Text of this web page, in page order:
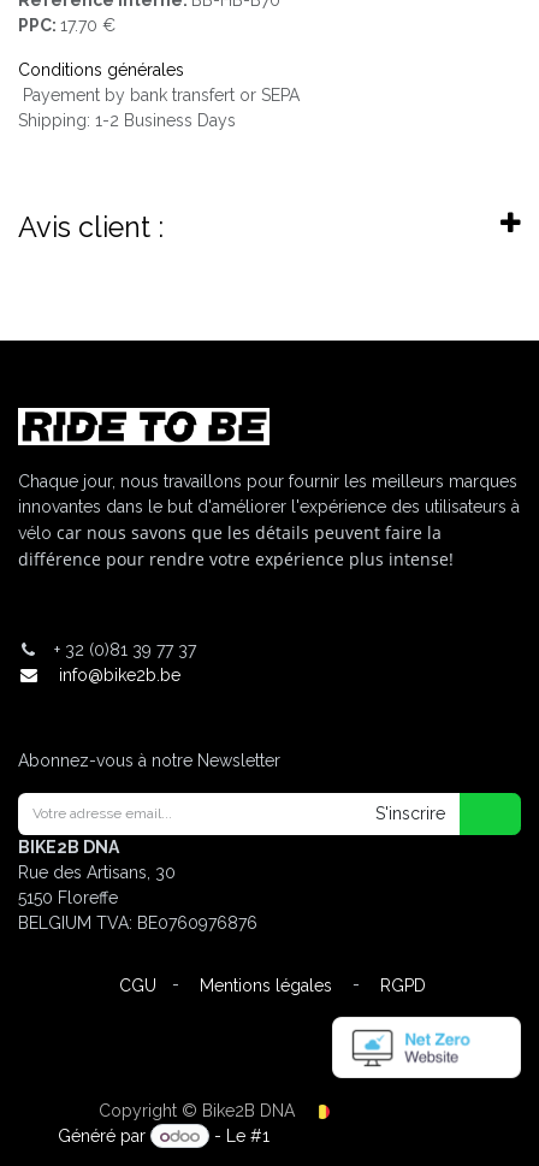
PPC: 17.70 €
Conditions générales
Payement by bank transfert or SEPA
Shipping: 1-2 Business Days
Avis client :
Chaque jour, nous travaillons pour fournir les meilleurs marques
innovantes dans le but d'améliorer l'expérience des utilisateurs à
vélo car nous savons que les détails peuvent faire la
différence pour rendre votre expérience plus intense!
+ 32 (0)81 39 77 37
info@bike2b.be
Abonnez-vous à notre Newsletter
S'inscrire
BIKE2B DNA
Rue des Artisans, 30
5150 Floreffe
BELGIUM TVA: BE0760976876
CGU - Mentions légales - RGPD
Copyright © Bike2B DNA
Généré par - Le #1